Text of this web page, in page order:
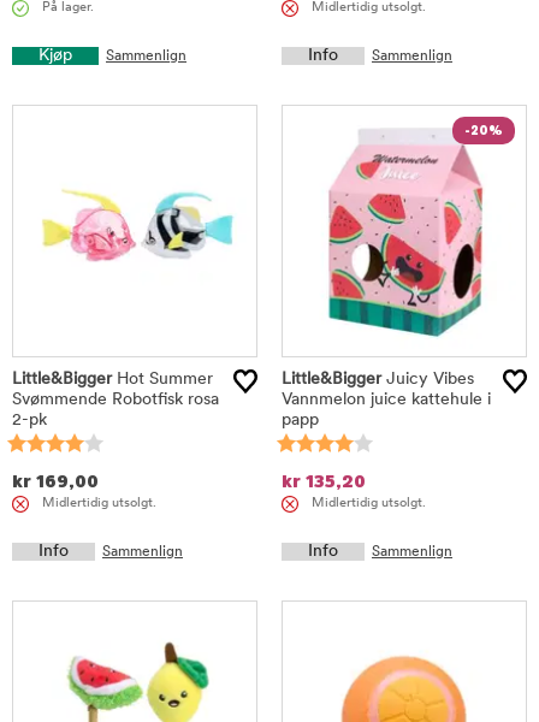
På lager.
Kjøp Sammenlign
Midlertidig utsolgt.
Info Sammenlign
Little&BiggerHot Summer
Svømmende Robotfisk rosa
2-pk
kr 169,00
Midlertidig utsolgt.
Info Sammenlign
-20%
Little&BiggerJuicy Vibes
Vannmelon juice kattehule i
papp
kr 135,20
Midlertidig utsolgt.
Info Sammenlign